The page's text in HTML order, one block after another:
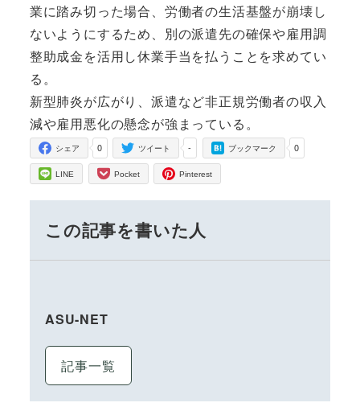
業に踏み切った場合、労働者の生活基盤が崩壊し
ないようにするため、別の派遣先の確保や雇用調
整助成金を活用し休業手当を払うことを求めてい
る。
新型肺炎が広がり、派遣など非正規労働者の収入
減や雇用悪化の懸念が強まっている。
0
シェア -
ツイート 0
ブックマーク
LINE Pocket Pinterest
この記事を書いた人
ASU-NET
記事一覧